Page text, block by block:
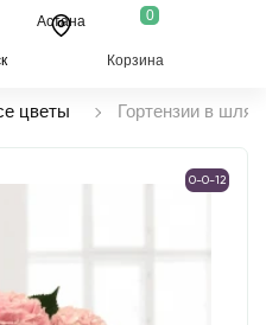
Астана 0
Корзина
цветы Гортензии в
0-0-12